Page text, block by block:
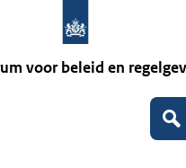
voor beleid en